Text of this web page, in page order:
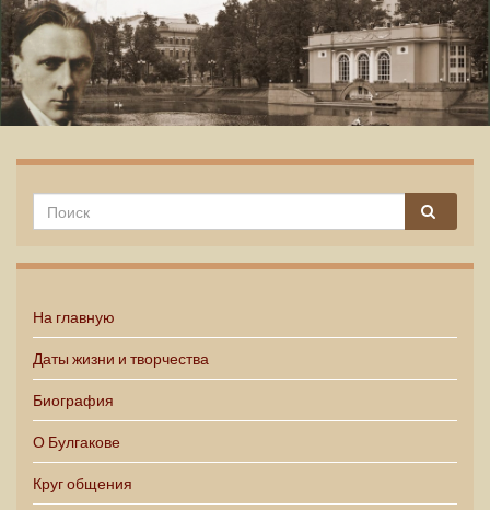
На главную
Даты жизни и творчества
Биография
О Булгакове
Круг общения